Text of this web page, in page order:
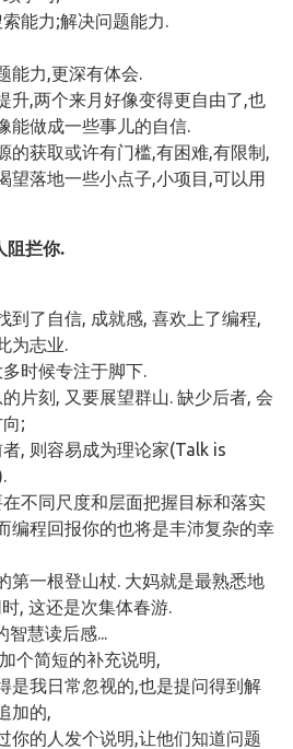
能力;解决问题能力.
能力,更深有体会.
升,两个来月好像变得更自由了,也
能做成一些事儿的自信.
的获取或许有门槛,有困难,有限制,
望落地一些小点子,小项目,可以用
阻拦你.
到了自信, 成就感, 喜欢上了编程,
为志业.
时候专注于脚下.
片刻, 又要展望群山. 缺少后者, 会
;
, 则容易成为理论家(Talk is
不同尺度和层面把握目标和落实
编程回报你的也将是丰沛复杂的幸
第一根登山杖. 大妈就是最熟悉地
, 这还是次集体春游.
智慧读后感...
个简短的补充说明,
是我日常忽视的,也是提问得到解
加的,
你的人发个说明,让他们知道问题